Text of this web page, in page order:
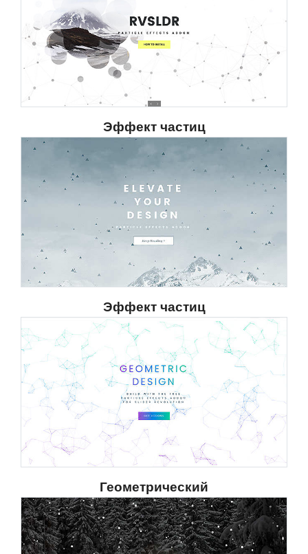
Эффект частиц
Эффект частиц
Геометрический